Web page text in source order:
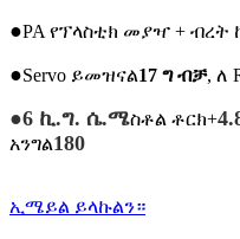
●PA የፕላስቲክ መያዣ + ብረት
●Servo ይመዝናል17 ግ ብቻ, ለ
●6 ኪ.ግ. ሴ.ሜስቶል ቶርክ+
አንግል180
ኢሜይል ይላኩልን።